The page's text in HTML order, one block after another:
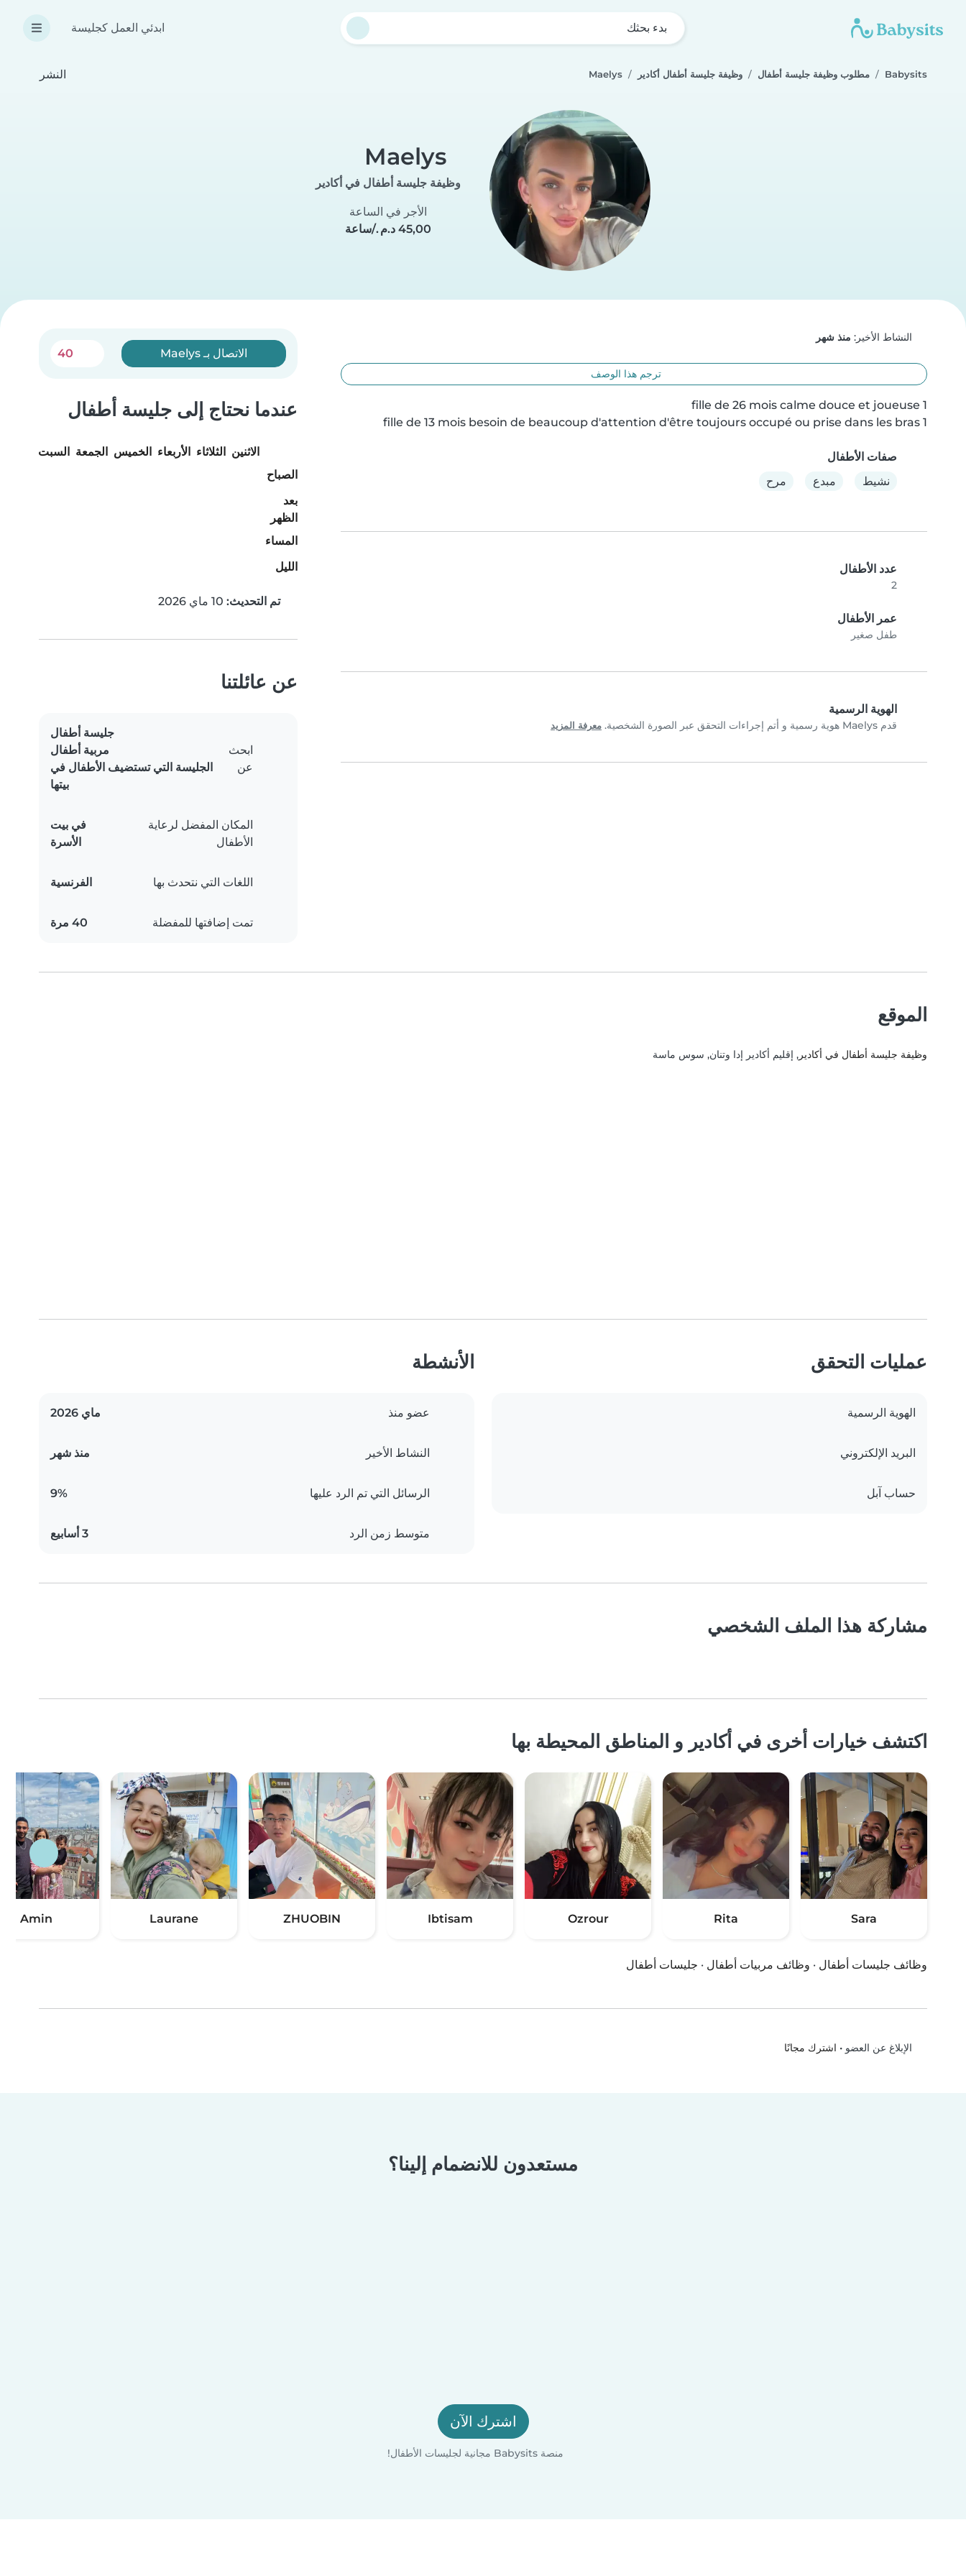
بدء بحثك ابدئي العمل كجليسة
Babysits مطلوب وظيفة جليسة أطفال وظيفة جليسة أطفال أكادير Maelys النشر
Maelys
وظيفة جليسة أطفال في أكادير
الأجر في الساعة
النشاط الأخير: منذ شهر
ترجم هذا الوصف
1 fille de 13 mois besoin de beaucoup d'attention d'être toujours occupé ou prise dans les bras
صفات الأطفال
نشيط
مبدع مرح
عدد الأطفال
2
عمر الأطفال
طفل صغير
الهوية الرسمية
قدم Maelys هوية رسمية و أتم إجراءات التحقق عبر الصورة الشخصية. معرفة المزيد
الاتصال بـ Maelys 40
عندما نحتاج إلى جليسة أطفال
الاثنين الثلاثاء الأربعاء الخميس الجمعة السبت
الصباح
بعد
الظهر
المساء
الليل
تم التحديث:
عن عائلتنا
ابحث
عن
جليسة أطفال
مربية أطفال
الجليسة التي تستضيف الأطفال في
بيتها
المكان المفضل لرعاية
الأطفال
في بيت
الأسرة
اللغات التي نتحدث بها الفرنسية
تمت إضافتها للمفضلة 40 مرة
الموقع
وظيفة جليسة أطفال في أكادير , إقليم أكادير إدا وتنان, سوس ماسة
عمليات التحقق
الهوية الرسمية
البريد الإلكتروني
حساب آبل
الأنشطة
عضو منذ ماي 2026
النشاط الأخير منذ شهر
الرسائل التي تم الرد عليها 9%
متوسط زمن الرد 3 أسابيع
مشاركة هذا الملف الشخصي
اكتشف خيارات أخرى في أكادير و المناطق المحيطة بها
Sara
Rita
Ozrour
Ibtisam
ZHUOBIN
Laurane
Amin
وظائف جليسات أطفال · وظائف مربيات أطفال · جليسات أطفال
الإبلاغ عن العضو • اشترك مجانًا
مستعدون للانضمام إلينا؟
اشترك الآن
منصة Babysits مجانية لجليسات الأطفال!